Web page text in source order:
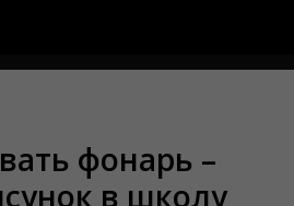
фонарь –
в школу